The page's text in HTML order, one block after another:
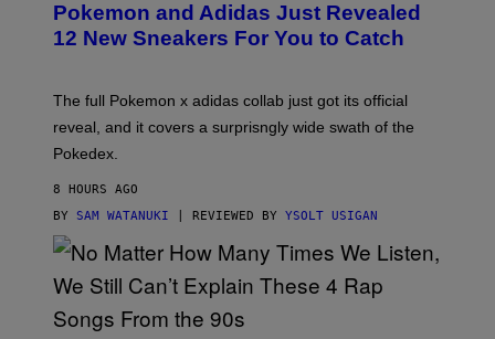
O
K
E
N
A
D
I
A
S
N
N
T
E
N
Pokemon and Adidas Just Revealed
12 New Sneakers For You to Catch
The full Pokemon x adidas collab just got its official
reveal, and it covers a surprisngly wide swath of the
Pokedex.
8 HOURS AGO
BY SAM WATANUKI | REVIEWED BY YSOLT USIGAN